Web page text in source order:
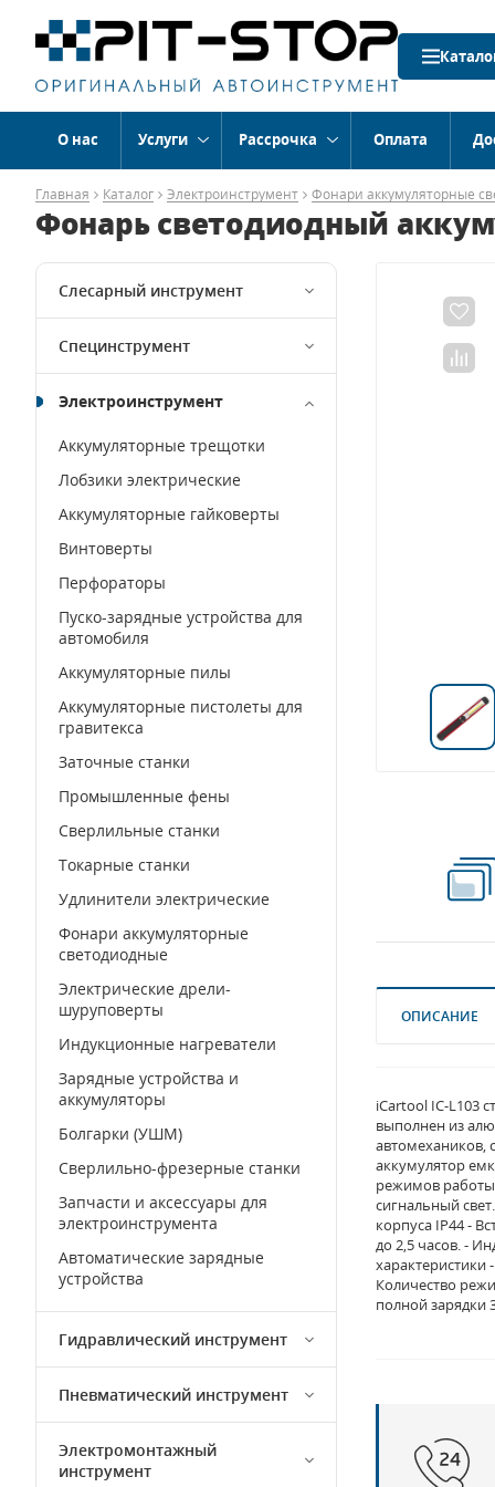
О нас Услуги Рассрочка Оплата
Главная Каталог Электроинструмент Фонари аккумуляторные
Фонарь светодиодный
Слесарный инструмент
Специнструмент
Электроинструмент
Аккумуляторные трещотки
Лобзики электрические
Аккумуляторные гайковерты
Винтоверты
Перфораторы
Пуско-зарядные устройства для
автомобиля
Аккумуляторные пилы
Аккумуляторные пистолеты для
гравитекса
Заточные станки
Промышленные фены
Сверлильные станки
Токарные станки
Удлинители электрические
Фонари аккумуляторные
светодиодные
Электрические дрели-
шуруповерты
Индукционные нагреватели
Зарядные устройства и
аккумуляторы
Болгарки (УШМ)
Сверлильно-фрезерные станки
Запчасти и аксессуары для
электроинструмента
Автоматические зарядные
устройства
Гидравлический инструмент
Пневматический инструмент
Электромонтажный
инструмент
ОПИСАНИЕ
iCartool IC-L103
выполнен из
автомехаников,
аккумулятор
режимов
сигнальный
корпуса IP44 -
до 2,5 часов. -
Количество
полной зарядки